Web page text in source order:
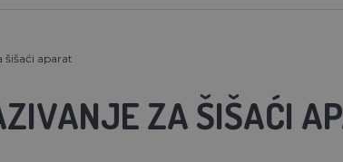
šišaći aparat
ZA ŠIŠAĆI